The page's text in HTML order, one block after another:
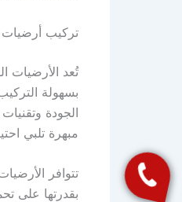
تركيب أرضيات
تُعد الأرضيات
بسهولة
الجودة
مبهرة تلبي
تتوافر
بقدرتها على